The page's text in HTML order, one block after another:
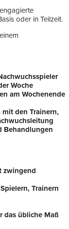
oder in Teilzeit.
Woche
am Wochenende
den Trainern,
Behandlungen
zwingend
Trainern
das übliche Maß